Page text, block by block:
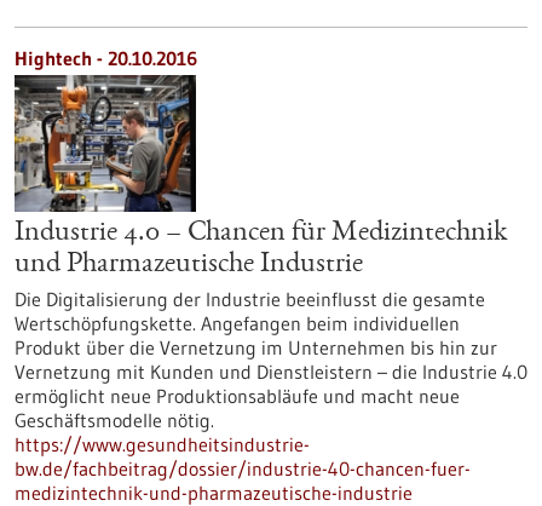
Hightech - 20.10.2016
Industrie 4.0 – Chancen für Medizintechnik
und Pharmazeutische Industrie
Die Digitalisierung der Industrie beeinflusst die gesamte
Wertschöpfungskette. Angefangen beim individuellen
Produkt über die Vernetzung im Unternehmen bis hin zur
Vernetzung mit Kunden und Dienstleistern – die Industrie 4.0
ermöglicht neue Produktionsabläufe und macht neue
Geschäftsmodelle nötig.
https://www.gesundheitsindustrie-
bw.de/fachbeitrag/dossier/industrie-40-chancen-fuer-
medizintechnik-und-pharmazeutische-industrie